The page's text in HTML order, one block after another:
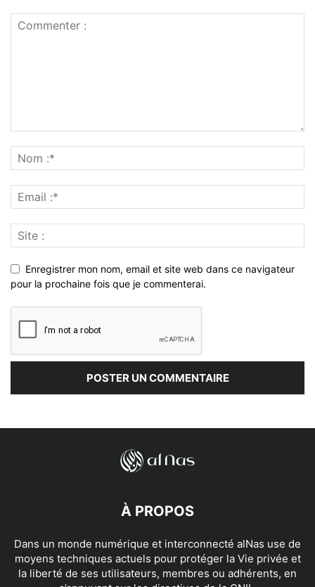
Enregistrer mon nom, email et site web dans ce navigateur
pour la prochaine fois que je commenterai.
À PROPOS
Dans un monde numérique et interconnecté alNas use de
moyens techniques actuels pour protéger la Vie privée et
la liberté de ses utilisateurs, membres ou adhérents, en